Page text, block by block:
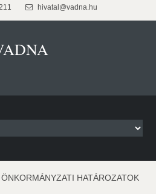
hivatal@vadna.hu
ÖNKORMÁNYZATI HATÁROZATOK